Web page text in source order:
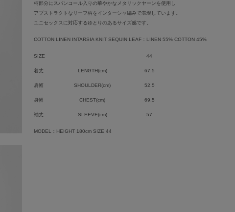
柄部分にスパンコール入りの華やかなメタリックヤーンを使用し
アブストラクトなリーフ柄をインターシャ編みで表現しています。
ユニセックスに対応するゆとりのあるサイズ感です。
COTTON LINEN INTARSIA KNIT SEQUIN LEAF：LINEN 55% COTTON 45%
SIZE 44
着丈 LENGTH(cm) 67.5
肩幅 SHOULDER(cm) 52.5
身幅 CHEST(cm) 69.5
袖丈 SLEEVE(cm) 57
MODEL：HEIGHT 180cm SIZE 44